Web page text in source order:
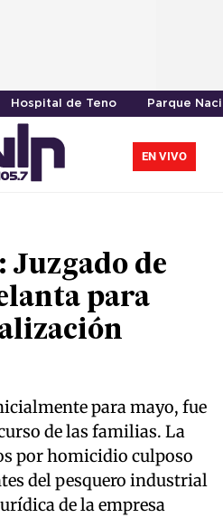
Hospital de Teno Parque
EN VIVO
Juzgado de
para
para mayo, fue
de las familias. La
por homicidio culposo
del pesquero industrial
de la empresa